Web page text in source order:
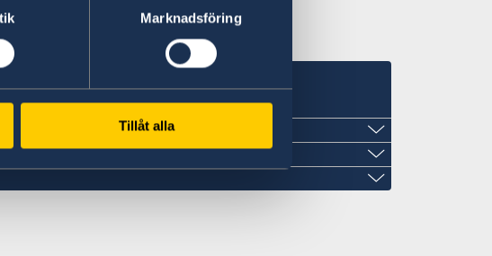
Marknadsföring
Tillåt alla